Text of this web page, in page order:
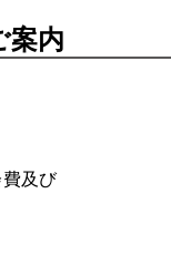
案内
及び